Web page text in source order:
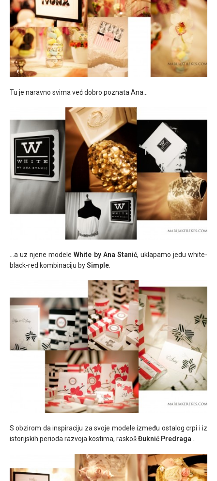
Tu je naravno svima već dobro poznata Ana…
…a uz njene modeleWhite by Ana Stanić, uklapamo jedu white-
black-red kombinaciju bySimple
S obzirom da inspiraciju za svoje modele između ostalog crpi i iz
istorijskih perioda razvoja kostima, raskošĐuknić Predraga